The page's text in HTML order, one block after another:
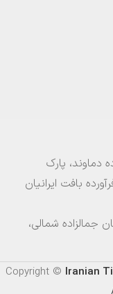
پردیس، کیلومتر 20 جاده دماوند، پارک
جمالزاده شمالی،
Copyright © Iranian